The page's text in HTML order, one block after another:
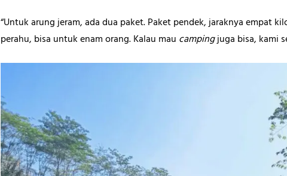
“Untuk arung jeram, ada dua paket. Paket pendek, jaraknya empat
perahu, bisa untuk enam orang. Kalau mau campingjuga bisa, kami